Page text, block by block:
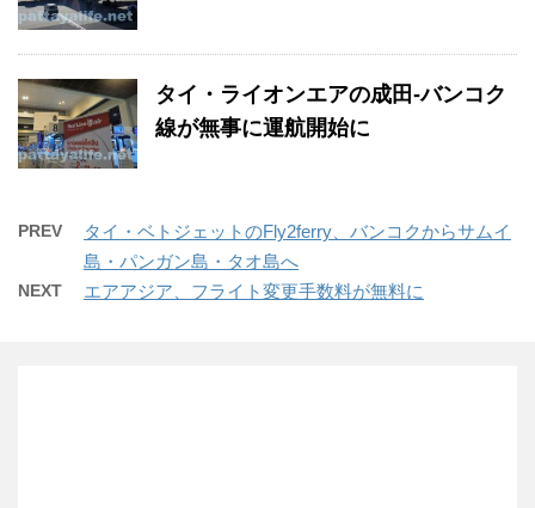
タイ・ライオンエアの成田-バンコク
線が無事に運航開始に
PREV
タイ・ベトジェットのFly2ferry、バンコクからサムイ
島・パンガン島・タオ島へ
NEXT エアアジア、フライト変更手数料が無料に